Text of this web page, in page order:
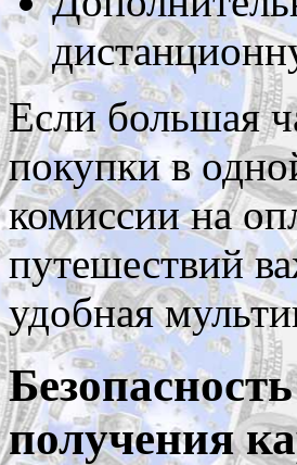
Если большая
покупки в
комиссии на
путешествий
удобная
получения